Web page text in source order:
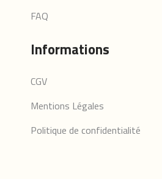
FAQ
Informations
CGV
Mentions Légales
Politique de confidentialité